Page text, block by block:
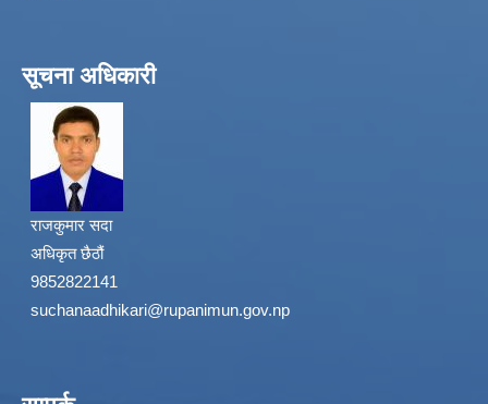
सूचना अधिकारी
राजकुमार सदा
अधिकृत छैठौं
9852822141
suchanaadhikari@rupanimun.gov.np